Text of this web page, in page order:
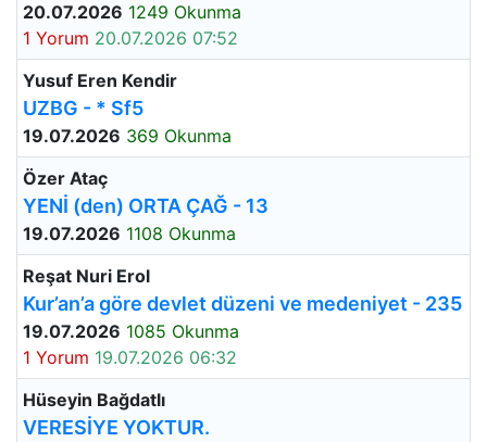
20.07.2026 1249 Okunma
1 Yorum 20.07.2026 07:52
Yusuf Eren Kendir
UZBG - * Sf5
19.07.2026 369 Okunma
Özer Ataç
YENİ (den) ORTA ÇAĞ - 13
19.07.2026 1108 Okunma
Reşat Nuri Erol
Kur’an’a göre devlet düzeni ve medeniyet - 235
19.07.2026 1085 Okunma
1 Yorum 19.07.2026 06:32
Hüseyin Bağdatlı
VERESİYE YOKTUR.